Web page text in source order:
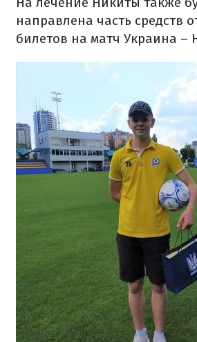
направлена часть средств
билетов на матч Украина –